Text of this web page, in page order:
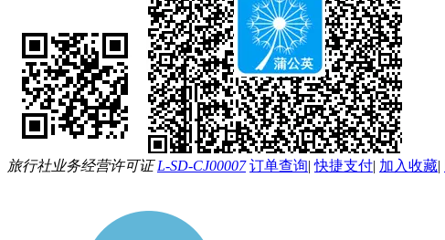
旅行社业务经营许可证L-SD-CJ00007 订单查询|快捷支付| 加入收藏|